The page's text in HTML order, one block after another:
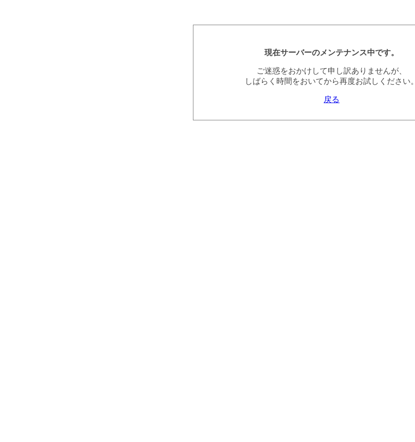
現在サーバーのメンテナンス中です。
ご迷惑をおかけして申し訳ありませんが、
しばらく時間をおいてから再度お試しください。
戻る